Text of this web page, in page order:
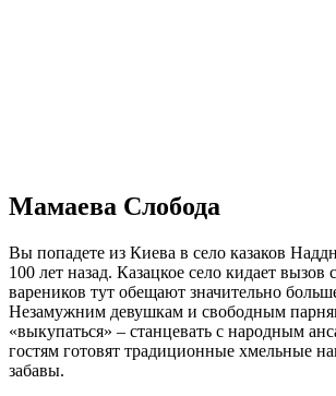
Мамаева Слобода
Вы попадете из Киева в село казаков
100 лет назад. Казацкое село кидает вызов
вареников тут обещают значительно
Незамужним девушкам и свободным
«выкупаться» – станцевать с народным
гостям готовят традиционные хмельные
забавы.